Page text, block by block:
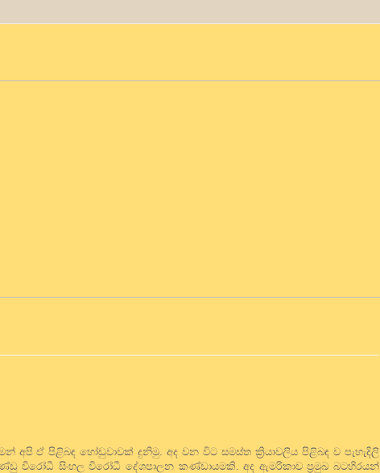
අපි ඒ පිළිබඳ හෝඩුවාවක් දුනිමු. අද වන විට සමස්ත ක්‍රියාවලිය පිළිබඳ ව පැහැදිලි
සිංහල විරෝධී දේශපාලන කණ්ඩායමකි. අද ඇමරිකාව ප්‍රමුඛ බටහිරයන්